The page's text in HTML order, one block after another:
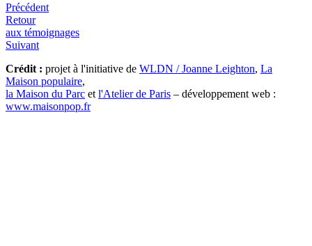
Précédent
Retour
aux témoignages
Suivant
Crédit : projet à l'initiative de WLDN / Joanne Leighton, La
Maison populaire,
la Maison du Parc et l'Atelier de Paris – développement web :
www.maisonpop.fr